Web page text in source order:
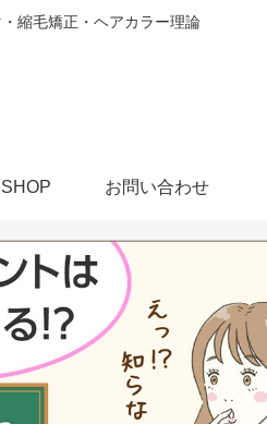
縮毛矯正・ヘアカラー理論
お問い合わせ